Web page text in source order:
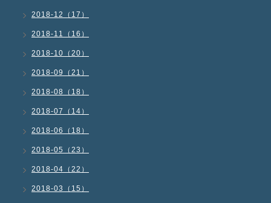
2018-12（17）
2018-11（16）
2018-10（20）
2018-09（21）
2018-08（18）
2018-07（14）
2018-06（18）
2018-05（23）
2018-04（22）
2018-03（15）